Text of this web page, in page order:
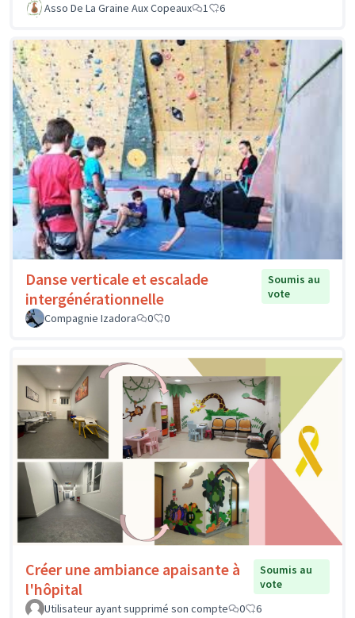
Asso De La Graine Aux Copeaux
1 6
Danse verticale et escalade
intergénérationnelle
Soumis au
vote
Compagnie Izadora
0 0
Créer une ambiance apaisante à
l'hôpital
Soumis au
vote
Utilisateur ayant supprimé son compte
0 6